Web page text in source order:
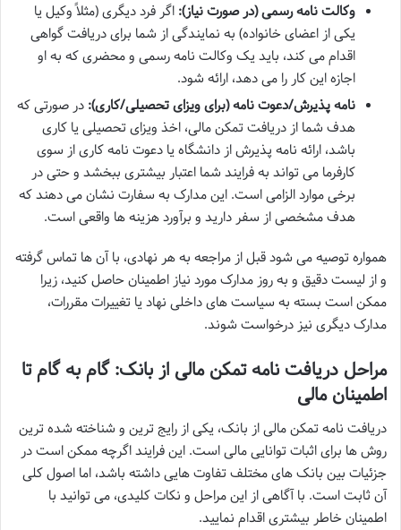
وکالت نامه رسمی (در صورت نیاز): اگر فرد دیگری (مثلاً وکیل یا
یکی از اعضای خانواده) به نمایندگی از شما برای دریافت گواهی
اقدام می کند، باید یک وکالت نامه رسمی و محضری که به او
اجازه این کار را می دهد، ارائه شود.
نامه پذیرش/دعوت نامه (برای ویزای تحصیلی/کاری): در صورتی که
هدف شما از دریافت تمکن مالی، اخذ ویزای تحصیلی یا کاری
باشد، ارائه نامه پذیرش از دانشگاه یا دعوت نامه کاری از سوی
کارفرما می تواند به فرایند شما اعتبار بیشتری ببخشد و حتی در
برخی موارد الزامی است. این مدارک به سفارت نشان می دهند که
هدف مشخصی از سفر دارید و برآورد هزینه ها واقعی است.
همواره توصیه می شود قبل از مراجعه به هر نهادی، با آن ها تماس گرفته
و از لیست دقیق و به روز مدارک مورد نیاز اطمینان حاصل کنید، زیرا
ممکن است بسته به سیاست های داخلی نهاد یا تغییرات مقررات،
مدارک دیگری نیز درخواست شوند.
مراحل دریافت نامه تمکن مالی از بانک: گام به گام تا
اطمینان مالی
دریافت نامه تمکن مالی از بانک، یکی از رایج ترین و شناخته شده ترین
روش ها برای اثبات توانایی مالی است. این فرایند اگرچه ممکن است در
جزئیات بین بانک های مختلف تفاوت هایی داشته باشد، اما اصول کلی
آن ثابت است. با آگاهی از این مراحل و نکات کلیدی، می توانید با
اطمینان خاطر بیشتری اقدام نمایید.